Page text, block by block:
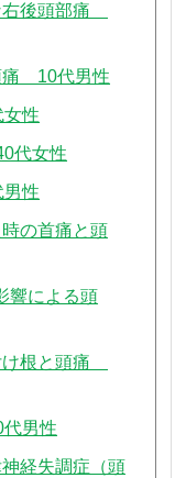
右後頭部痛
痛 10代男性
性
代女性
性
の首痛と頭
響による頭
け根と頭痛
男性
経失調症（頭